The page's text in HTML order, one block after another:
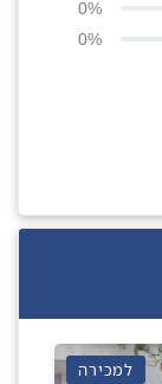
0%
0%
למכירה